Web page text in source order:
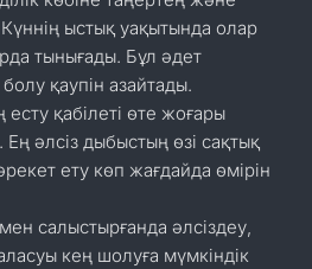
ыстық уақытында олар
тынығады. Бұл әдет
қаупін азайтады.
қабілеті өте жоғары
әлсіз дыбыстың өзі сақтық
ету көп жағдайда өмірін
салыстырғанда әлсіздеу,
кең шолуға мүмкіндік